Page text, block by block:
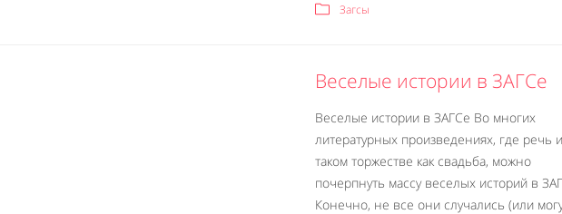
Загсы
Веселые истории в ЗАГСе
Веселые истории в ЗАГСе Во многих
литературных произведениях, где речь
таком торжестве как свадьба, можно
почерпнуть массу веселых историй в
Конечно, не все они случались (или